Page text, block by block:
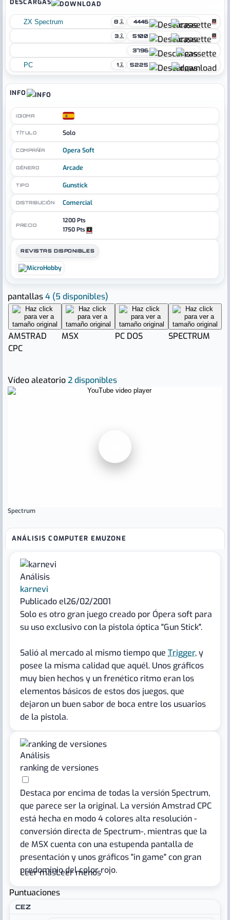
pantallas4 (5 disponibles)
AMSTRAD
CPC
MSX PC DOS SPECTRUM
Vídeo aleatorio2 disponibles
Spectrum
ANÁLISIS COMPUTER EMUZONE
Análisis
karnevi
Publicado el26/02/2001
Solo es otro gran juego creado por Ópera soft para
su uso exclusivo con la pistola óptica "Gun Stick".
Salió al mercado al mismo tiempo que Trigger, y
posee la misma calidad que aquél. Unos gráficos
muy bien hechos y un frenético ritmo eran los
elementos básicos de estos dos juegos, que
dejaron un buen sabor de boca entre los usuarios
de la pistola.
Análisis
ranking de versiones
Destaca por encima de todas la versión Spectrum,
que parece ser la original. La versión Amstrad CPC
está hecha en modo 4 colores alta resolución -
conversión directa de Spectrum-, mientras que la
de MSX cuenta con una estupenda pantalla de
presentación y unos gráficos "in game" con gran
predominio del color rojo.
La de PC, por su parte, tiene gráficos CGA -también
4 colores, con una paleta más fea que la de CPC, y
Leer másLeer menos
Puntuaciones
CEZ
DESCARGAS
ZX Spectrum 8 4446
3 5100
3796
PC 1 5225
INFO
IDIOMA
TÍTULO Solo
COMPAÑÍA Opera Soft
GÉNERO Arcade
TIPO Gunstick
DISTRIBUCIÓN Comercial
PRECIO
1200 Pts
1750 Pts
REVISTAS DISPONIBLES